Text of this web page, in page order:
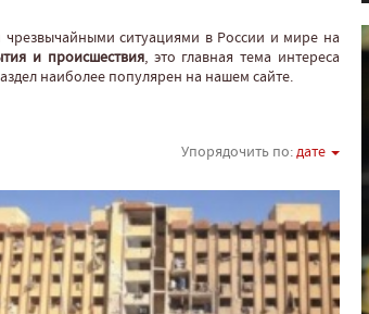
ситуациями в России и мире на
и происшествия, это главная тема интереса
наиболее популярен на нашем сайте.
Упорядочить по:дате